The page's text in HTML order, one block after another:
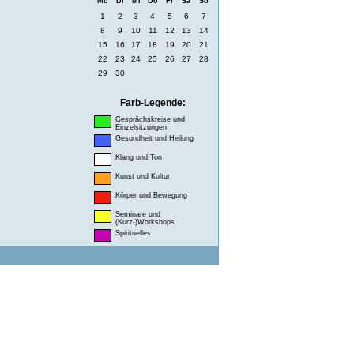
1 2 3 4 5 6
7
8
9 10 11 12 13
14
15
16 17 18 19 20
21
22
23 24 25 26 27
28
29
30
Farb-Legende:
Gesprächskreise und
Einzelsitzungen
Gesundheit und Heilung
Klang und Ton
Kunst und Kultur
Körper und Bewegung
Seminare und
(Kurz-)Workshops
Spirituelles